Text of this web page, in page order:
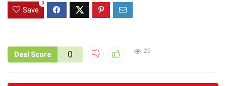
Save
0
Deal Score 0 22